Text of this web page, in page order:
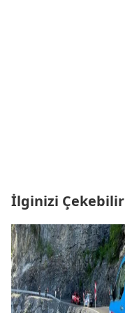
İlginizi Çekebilir